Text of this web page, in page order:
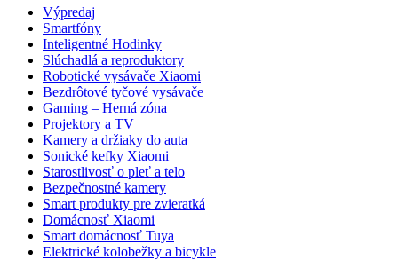
Výpredaj
Smartfóny
Inteligentné Hodinky
Slúchadlá a reproduktory
Robotické vysávače Xiaomi
Bezdrôtové tyčové vysávače
Gaming – Herná zóna
Projektory a TV
Kamery a držiaky do auta
Sonické kefky Xiaomi
Starostlivosť o pleť a telo
Bezpečnostné kamery
Smart produkty pre zvieratká
Domácnosť Xiaomi
Smart domácnosť Tuya
Elektrické kolobežky a bicykle